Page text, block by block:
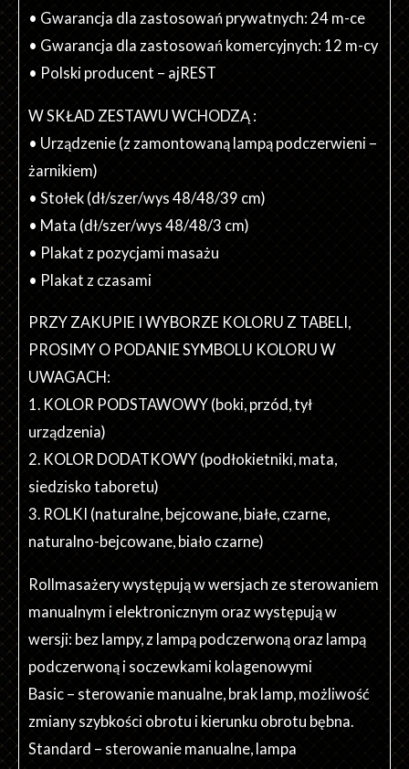
• Gwarancja dla zastosowań prywatnych: 24 m-ce
• Gwarancja dla zastosowań komercyjnych: 12 m-cy
• Polski producent – ajREST
W SKŁAD ZESTAWU WCHODZĄ :
• Urządzenie (z zamontowaną lampą podczerwieni –
żarnikiem)
• Stołek (dł/szer/wys 48/48/39 cm)
• Mata (dł/szer/wys 48/48/3 cm)
• Plakat z pozycjami masażu
• Plakat z czasami
PRZY ZAKUPIE I WYBORZE KOLORU Z TABELI,
PROSIMY O PODANIE SYMBOLU KOLORU W
UWAGACH:
1. KOLOR PODSTAWOWY (boki, przód, tył
urządzenia)
2. KOLOR DODATKOWY (podłokietniki, mata,
siedzisko taboretu)
3. ROLKI (naturalne, bejcowane, białe, czarne,
naturalno-bejcowane, biało czarne)
Rollmasażery występują w wersjach ze sterowaniem
manualnym i elektronicznym oraz występują w
wersji: bez lampy, z lampą podczerwoną oraz lampą
podczerwoną i soczewkami kolagenowymi
Basic – sterowanie manualne, brak lamp, możliwość
zmiany szybkości obrotu i kierunku obrotu bębna.
Standard – sterowanie manualne, lampa